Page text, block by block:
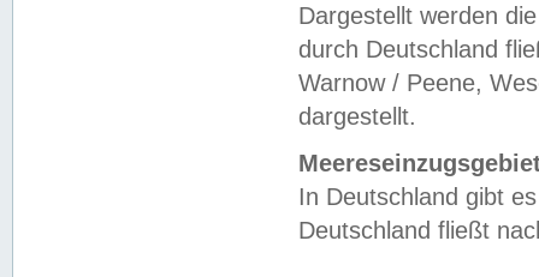
Dargestellt werden
durch Deutschland
Warnow / Peene,
dargestellt.
In Deutschland gibt
Deutschland fließt